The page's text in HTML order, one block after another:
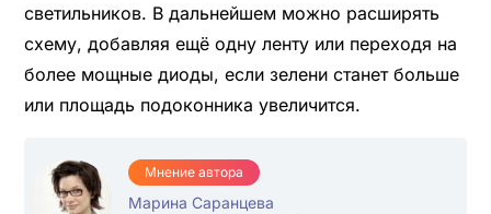
светильников. В дальнейшем можно расширять
схему, добавляя ещё одну ленту или переходя на
более мощные диоды, если зелени станет больше
или площадь подоконника увеличится.
Мнение автора
Марина Саранцева